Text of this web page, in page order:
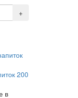
+
200
в